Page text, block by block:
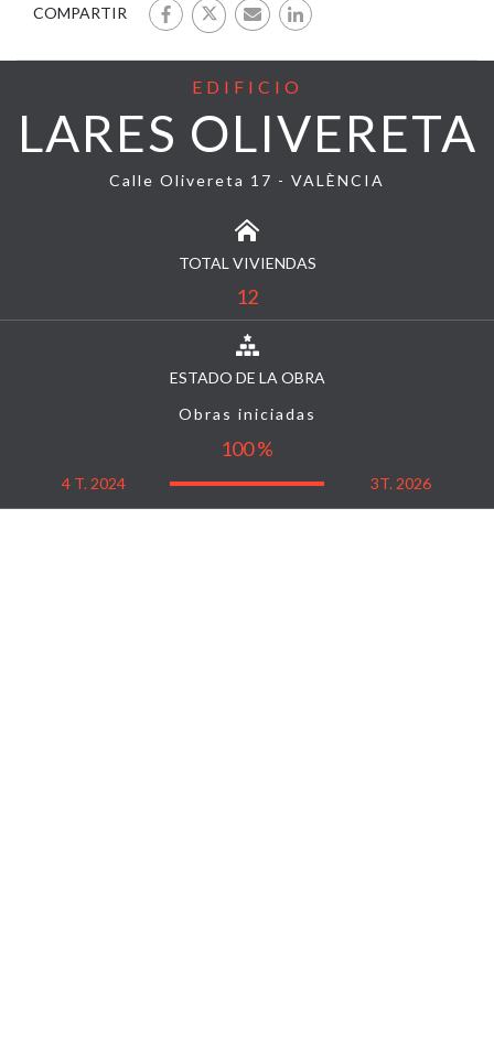
COMPARTIR
EDIFICIO
LARES OLIVERETA
Calle Olivereta 17 - VALÈNCIA
TOTAL VIVIENDAS
12
ESTADO DE LA OBRA
Obras iniciadas
100 %
4 T. 2024 3T. 2026